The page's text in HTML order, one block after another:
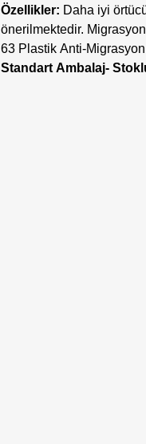
Özellikler: Daha iyi
önerilmektedir.
63 Plastik Anti-Migrasyon
Standart Ambalaj-